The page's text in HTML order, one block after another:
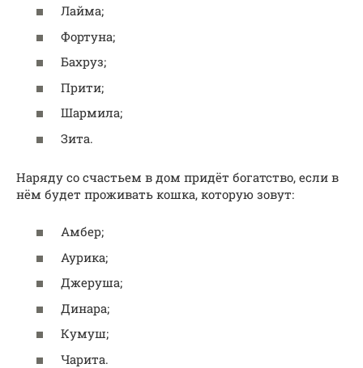
Лайма;
Фортуна;
Бахруз;
Прити;
Шармила;
Зита.
Наряду со счастьем в дом придёт богатство, если в
нём будет проживать кошка, которую зовут:
Амбер;
Аурика;
Джеруша;
Динара;
Кумуш;
Чарита.